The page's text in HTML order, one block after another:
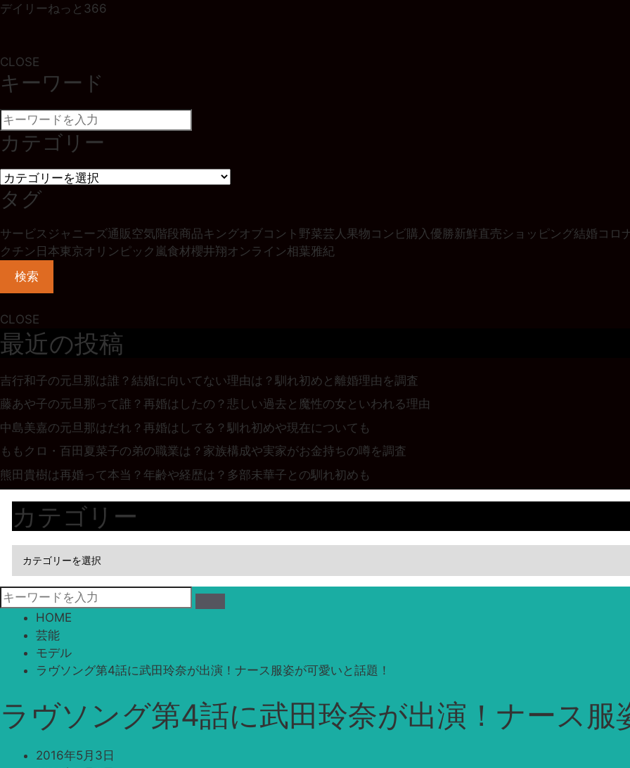
デイリーねっと366
CLOSE
キーワード
カテゴリー
タグ
サービス ジャニーズ通販 空気階段商品キングオブコント 野菜芸人 果物 コンビ購入 優勝新鮮直売ショッピング結婚 コロ
クチン 日本東京オリンピック 嵐 食材櫻井翔オンライン相葉雅紀
検索
CLOSE
最近の投稿
吉行和子の元旦那は誰？結婚に向いてない理由は？馴れ初めと離婚理由を調査
藤あや子の元旦那って誰？再婚はしたの？悲しい過去と魔性の女といわれる理由
中島美嘉の元旦那はだれ？再婚はしてる？馴れ初めや現在についても
ももクロ・百田夏菜子の弟の職業は？家族構成や実家がお金持ちの噂を調査
熊田貴樹は再婚って本当？年齢や経歴は？多部未華子との馴れ初めも
カテゴリー
HOME
芸能
モデル
ラヴソング第4話に武田玲奈が出演！ナース服姿が可愛いと話題！
ラヴソング第4話に武田玲奈が出演！ナース服
2016年5月3日